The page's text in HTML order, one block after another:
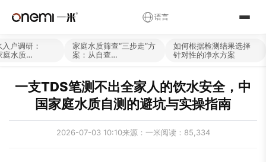
✕
简体中文 ✓ English Русский
Français Português Italiano
Nederlands Polski Українська
Čeština Magyar
语言
户调研：
庭水质…
家庭水质筛查“三步走”方
案：从自查…
如何根据检测结果选择
针对性的净水方案
一支TDS笔测不出全家人的饮水安全，中
国家庭水质自测的避坑与实操指南
2026-07-03 10:10来源：一米阅读：85,334